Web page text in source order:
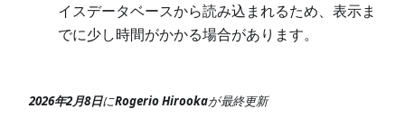
イスデータベースから読み込まれるため、表示ま
でに少し時間がかかる場合があります。
2026年2月8日にRogerio Hirookaが最終更新